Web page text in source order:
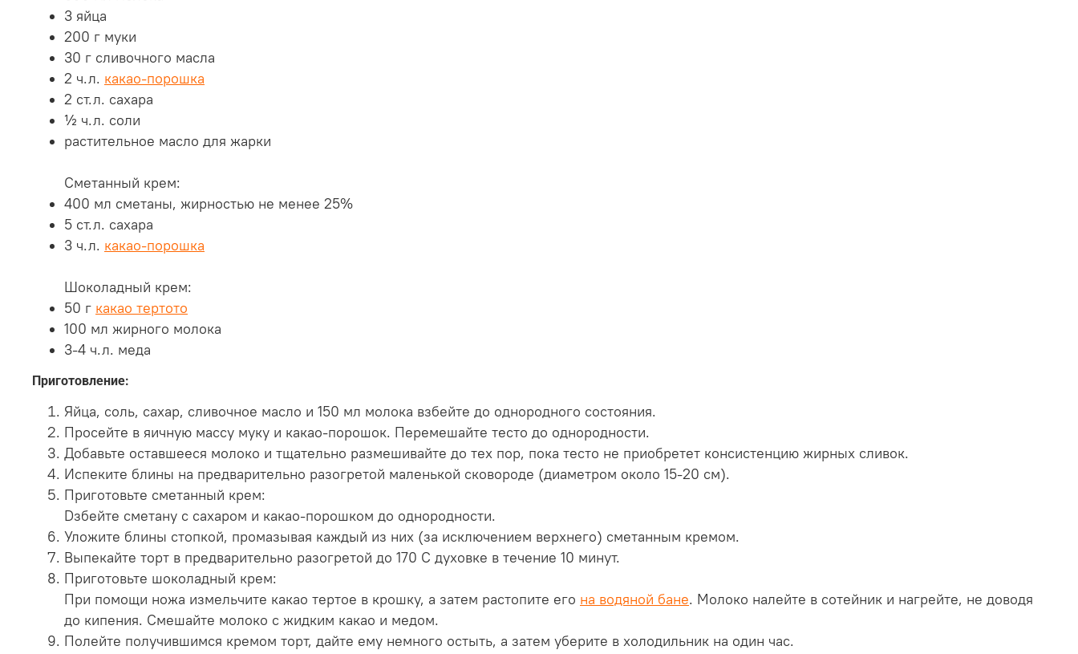
3 яйца
200 г муки
30 г сливочного масла
2 ч.л. какао-порошка
2 ст.л. сахара
½ ч.л. соли
растительное масло для жарки
Сметанный крем:
400 мл сметаны, жирностью не менее 25%
5 ст.л. сахара
3 ч.л. какао-порошка
Шоколадный крем:
50 г какао тертото
100 мл жирного молока
3-4 ч.л. меда
Приготовление:
Яйца, соль, сахар, сливочное масло и 150 мл молока взбейте до однородного состояния.
Просейте в яичную массу муку и какао-порошок. Перемешайте тесто до однородности.
Добавьте оставшееся молоко и тщательно размешивайте до тех пор, пока тесто не приобретет консистенцию жирных сливок.
Испеките блины на предварительно разогретой маленькой сковороде (диаметром около 15-20 см).
Приготовьте сметанный крем:
Dзбейте сметану с сахаром и какао-порошком до однородности.
Уложите блины стопкой, промазывая каждый из них (за исключением верхнего) сметанным кремом.
Выпекайте торт в предварительно разогретой до 170 С духовке в течение 10 минут.
Приготовьте шоколадный крем:
При помощи ножа измельчите какао тертое в крошку, а затем растопите его на водяной бане. Молоко налейте в сотейник и нагрейте, не доводя
до кипения. Смешайте молоко с жидким какао и медом.
Полейте получившимся кремом торт, дайте ему немного остыть, а затем уберите в холодильник на один час.